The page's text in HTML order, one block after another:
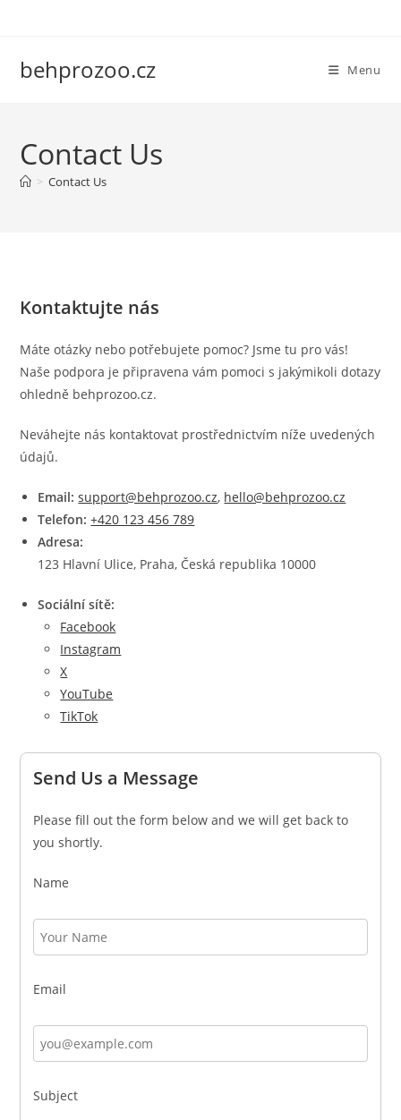
behprozoo.cz Menu
Contact Us
> Contact Us
Kontaktujte nás
Máte otázky nebo potřebujete pomoc? Jsme tu pro vás!
Naše podpora je připravena vám pomoci s jakýmikoli dotazy
ohledně behprozoo.cz.
Neváhejte nás kontaktovat prostřednictvím níže uvedených
údajů.
Email: support@behprozoo.cz, hello@behprozoo.cz
Telefon: +420 123 456 789
Adresa:
123 Hlavní Ulice, Praha, Česká republika 10000
Sociální sítě:
Facebook
Instagram
X
YouTube
TikTok
Send Us a Message
Please fill out the form below and we will get back to
you shortly.
Name
Email
Subject